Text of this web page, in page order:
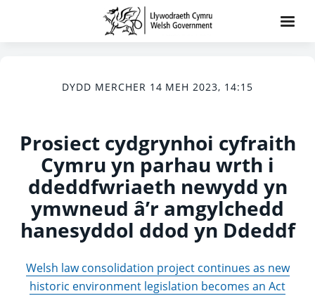
DYDD MERCHER 14 MEH 2023, 14:15
Prosiect cydgrynhoi cyfraith
Cymru yn parhau wrth i
ddeddfwriaeth newydd yn
ymwneud â’r amgylchedd
hanesyddol ddod yn Ddeddf
Welsh law consolidation project continues as new
historic environment legislation becomes an Act